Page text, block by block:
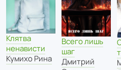
Клятва
ненависти
Кумихо Рина
Всего лишь
шаг
Дмитрий